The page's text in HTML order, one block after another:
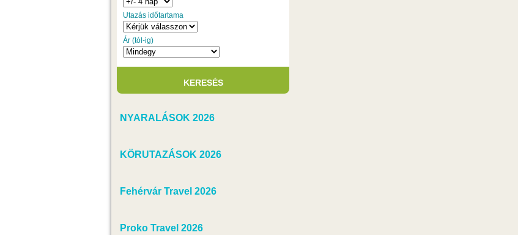
Utazás időtartama
Ár (tól-ig)
NYARALÁSOK 2026
KÖRUTAZÁSOK 2026
Fehérvár Travel 2026
Proko Travel 2026